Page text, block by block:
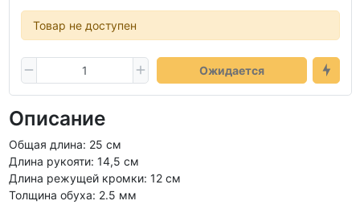
Товар не доступен
Ожидается
Описание
Общая длина: 25 см
Длина рукояти: 14,5 см
Длина режущей кромки: 12 см
Толщина обуха: 2.5 мм